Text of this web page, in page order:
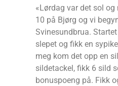
«Lørdag var det sol
10 på Bjørg og vi
Svinesundbrua.
slepet og fikk en
meg kom det opp en
sildetackel, fikk 6 sild
bonuspoeng på. Fikk